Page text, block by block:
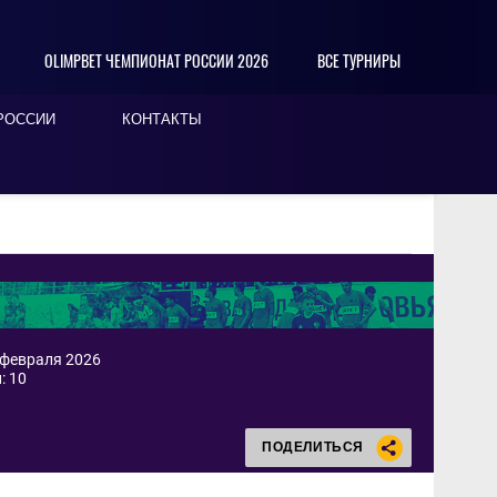
OLIMPBET ЧЕМПИОНАТ РОССИИ 2026 ВСЕ ТУРНИРЫ
КОНТАКТЫ
2026
10
ПОДЕЛИТЬСЯ